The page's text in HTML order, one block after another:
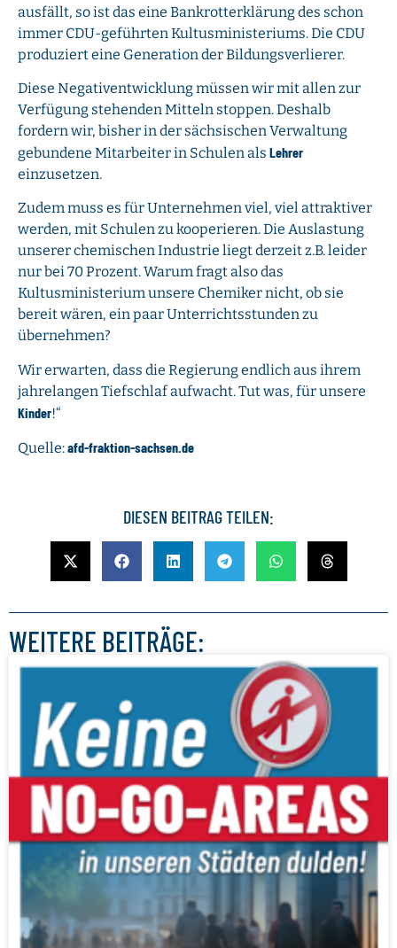
ausfällt, so ist das eine Bankrotterklärung des schon
immer CDU-geführten Kultusministeriums. Die CDU
produziert eine Generation der Bildungsverlierer.
Diese Negativentwicklung müssen wir mit allen zur
Verfügung stehenden Mitteln stoppen. Deshalb
fordern wir, bisher in der sächsischen Verwaltung
gebundene Mitarbeiter in Schulen als Lehrer
einzusetzen.
Zudem muss es für Unternehmen viel, viel attraktiver
werden, mit Schulen zu kooperieren. Die Auslastung
unserer chemischen Industrie liegt derzeit z.B. leider
nur bei 70 Prozent. Warum fragt also das
Kultusministerium unsere Chemiker nicht, ob sie
bereit wären, ein paar Unterrichtsstunden zu
übernehmen?
Wir erwarten, dass die Regierung endlich aus ihrem
jahrelangen Tiefschlaf aufwacht. Tut was, für unsere
Kinder!“
Quelle:afd-fraktion-sachsen.de
DIESEN BEITRAG TEILEN:
WEITERE BEITRÄGE: